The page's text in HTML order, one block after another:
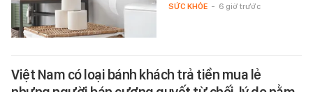
SỨC KHỎE - 6 giờ trước
Việt Nam có loại bánh khách trả tiền mua lẻ